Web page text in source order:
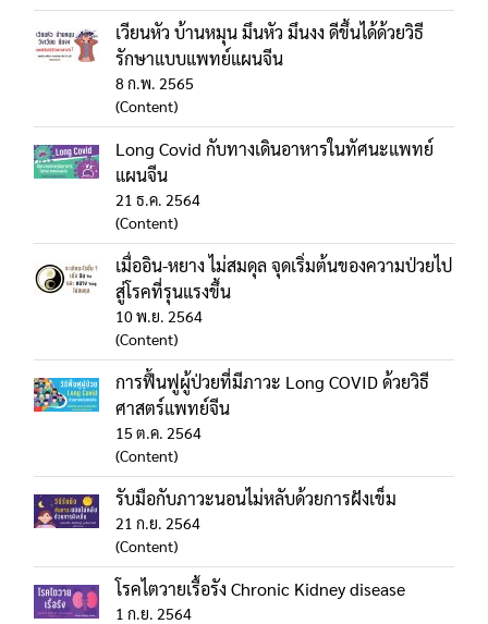
เวียนหัว บ้านหมุน มึนหัว มึนงง ดีขึ้นได้ด้วยวิธี
รักษาแบบแพทย์แผนจีน
8 ก.พ. 2565
(Content)
Long Covid กับทางเดินอาหารในทัศนะแพทย์
แผนจีน
21 ธ.ค. 2564
(Content)
เมื่ออิน-หยาง ไม่สมดุล จุดเริ่มต้นของความป่วยไป
สู่โรคที่รุนแรงขึ้น
10 พ.ย. 2564
(Content)
การฟื้นฟูผู้ป่วยที่มีภาวะ Long COVID ด้วยวิธี
ศาสตร์แพทย์จีน
15 ต.ค. 2564
(Content)
รับมือกับภาวะนอนไม่หลับด้วยการฝังเข็ม
21 ก.ย. 2564
(Content)
โรคไตวายเรื้อรัง Chronic Kidney disease
1 ก.ย. 2564